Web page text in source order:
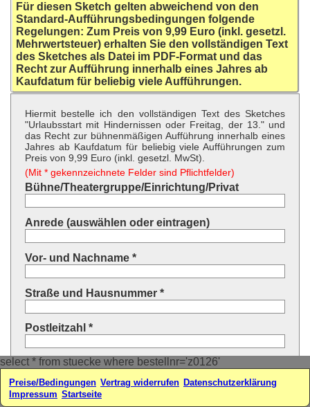
select * from stuecke where bestellnr='z0126'
Für diesen Sketch gelten abweichend von den
Standard-Aufführungsbedingungen folgende
Regelungen: Zum Preis von 9,99 Euro (inkl. gesetzl.
Mehrwertsteuer) erhalten Sie den vollständigen Text
des Sketches als Datei im PDF-Format und das
Recht zur Aufführung innerhalb eines Jahres ab
Kaufdatum für beliebig viele Aufführungen.
Hiermit bestelle ich den vollständigen Text des Sketches
"Urlaubsstart mit Hindernissen oder Freitag, der 13." und
das Recht zur bühnenmäßigen Aufführung innerhalb eines
Jahres ab Kaufdatum für beliebig viele Aufführungen zum
Preis von 9,99 Euro (inkl. gesetzl. MwSt).
(Mit * gekennzeichnete Felder sind Pflichtfelder)
Bühne/Theatergruppe/Einrichtung/Privat
Anrede (auswählen oder eintragen)
Vor- und Nachname *
Straße und Hausnummer *
Postleitzahl *
Ort *
Land * (auswählen oder eintragen)
Preise/Bedingungen Vertrag widerrufen Datenschutzerklärung
Impressum Startseite